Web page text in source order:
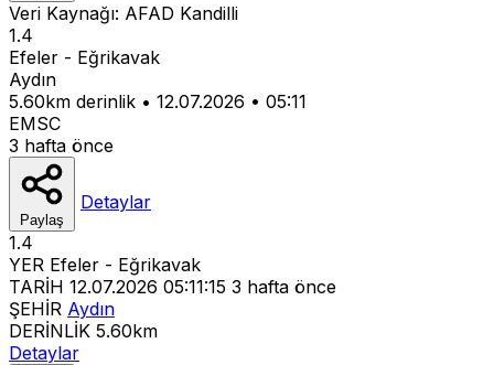
Veri Kaynağı: AFAD Kandilli
1.4
Efeler - Eğrikavak
Aydın
5.60km derinlik • 12.07.2026 • 05:11
EMSC
3 hafta önce
Paylaş
Detaylar
1.4
YER Efeler - Eğrikavak
TARİH 12.07.2026 05:11:15 3 hafta önce
ŞEHİR Aydın
DERİNLİK 5.60km
Detaylar